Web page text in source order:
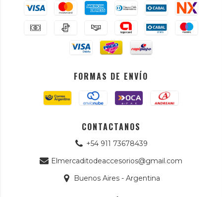
FORMAS DE ENVÍO
CONTACTANOS
+54 911 73678439
Elmercaditodeaccesorios@gmail.com
Buenos Aires - Argentina